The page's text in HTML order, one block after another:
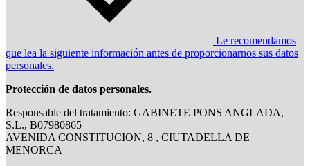
Le recomendamos
que lea la siguiente información antes de proporcionarnos sus datos
personales.
Protección de datos personales.
Responsable del tratamiento: GABINETE PONS ANGLADA,
S.L., B07980865
AVENIDA CONSTITUCION, 8 , CIUTADELLA DE
MENORCA